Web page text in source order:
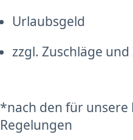
Urlaubsgeld
zzgl. Zuschläge
*nach den für
Regelungen